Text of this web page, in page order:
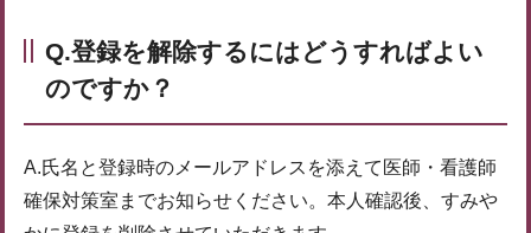
Q.登録を解除するにはどうすればよい
のですか？
A.氏名と登録時のメールアドレスを添えて医師・看護師
確保対策室までお知らせください。本人確認後、すみや